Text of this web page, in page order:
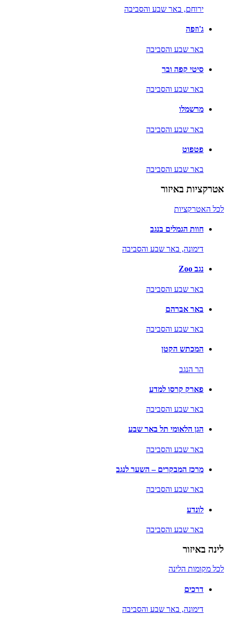
ירוחם, באר שבע והסביבה
ג'וזפה
באר שבע והסביבה
סיטי קפה ובר
באר שבע והסביבה
מרשמלו
באר שבע והסביבה
פטפוט
באר שבע והסביבה
אטרקציות באיזור
לכל האטרקציות
חוות הגמלים בנגב
דימונה, באר שבע והסביבה
נגב Zoo
באר שבע והסביבה
באר אברהם
באר שבע והסביבה
המכתש הקטן
הר הנגב
פארק קרסו למדע
באר שבע והסביבה
הגן הלאומי תל באר שבע
באר שבע והסביבה
מרכז המבקרים – השער לנגב
באר שבע והסביבה
לונדע
באר שבע והסביבה
לינה באיזור
לכל מקומות הלינה
דרכים
דימונה, באר שבע והסביבה